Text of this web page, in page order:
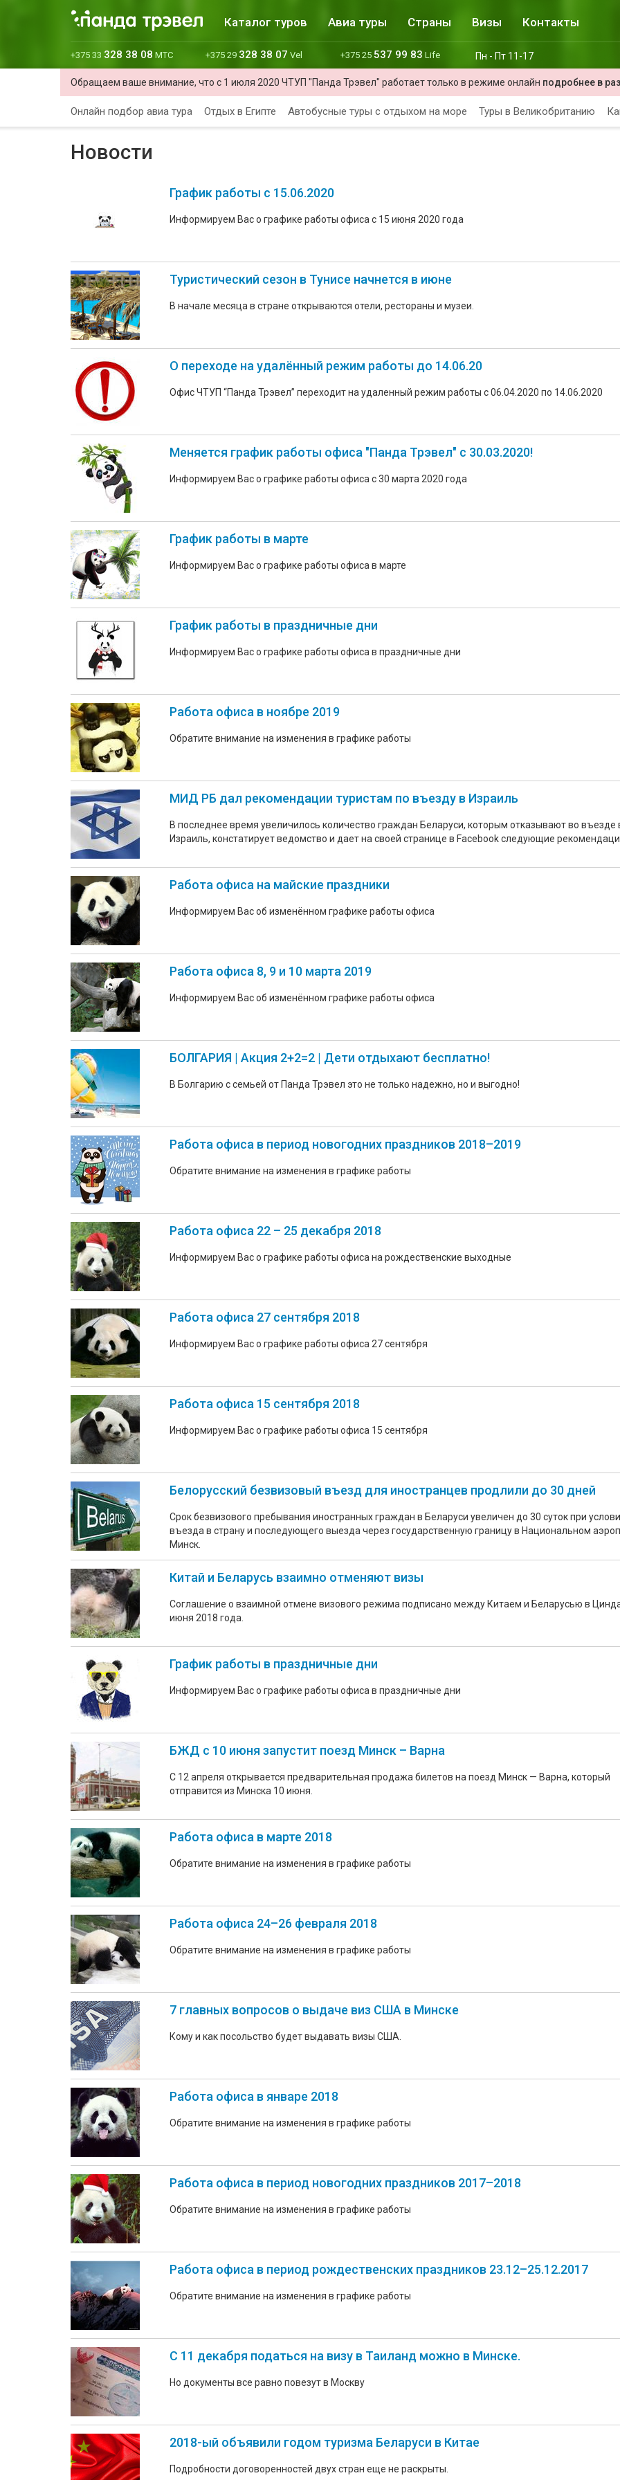
Каталог туров Авиа туры Страны Визы Контакты
+375 33 328 38 08 МТС +375 29 328 38 07 Vel +375 25 537 99 83 Life Пн - Пт 11-17
Обращаем ваше внимание, что с 1 июля 2020 ЧТУП "Панда Трэвел" работает только в режиме онлайн подробнее в
Онлайн подбор авиа тура Отдых в Египте Автобусные туры с отдыхом на море Туры в Великобританию
Новости
График работы с 15.06.2020
Информируем Вас о графике работы офиса с 15 июня 2020 года
Туристический сезон в Тунисе начнется в июне
В начале месяца в стране открываются отели, рестораны и музеи.
О переходе на удалённый режим работы до 14.06.20
Офис ЧТУП “Панда Трэвел” переходит на удаленный режим работы с 06.04.2020 по 14.06.2020
Меняется график работы офиса "Панда Трэвел" с 30.03.2020!
Информируем Вас о графике работы офиса с 30 марта 2020 года
График работы в марте
Информируем Вас о графике работы офиса в марте
График работы в праздничные дни
Информируем Вас о графике работы офиса в праздничные дни
Работа офиса в ноябре 2019
Обратите внимание на изменения в графике работы
МИД РБ дал рекомендации туристам по въезду в Израиль
В последнее время увеличилось количество граждан Беларуси, которым отказывают во въезде
Израиль, констатирует ведомство и дает на своей странице в Facebook следующие
Работа офиса на майские праздники
Информируем Вас об изменённом графике работы офиса
Работа офиса 8, 9 и 10 марта 2019
Информируем Вас об изменённом графике работы офиса
БОЛГАРИЯ | Акция 2+2=2 | Дети отдыхают бесплатно!
В Болгарию с семьей от Панда Трэвел это не только надежно, но и выгодно!
Работа офиса в период новогодних праздников 2018–2019
Обратите внимание на изменения в графике работы
Работа офиса 22 – 25 декабря 2018
Информируем Вас о графике работы офиса на рождественские выходные
Работа офиса 27 сентября 2018
Информируем Вас о графике работы офиса 27 сентября
Работа офиса 15 сентября 2018
Информируем Вас о графике работы офиса 15 сентября
Белорусский безвизовый въезд для иностранцев продлили до 30 дней
Срок безвизового пребывания иностранных граждан в Беларуси увеличен до 30 суток при
въезда в страну и последующего выезда через государственную границу в Национальном
Минск.
Китай и Беларусь взаимно отменяют визы
Соглашение о взаимной отмене визового режима подписано между Китаем и Беларусью в
июня 2018 года.
График работы в праздничные дни
Информируем Вас о графике работы офиса в праздничные дни
БЖД с 10 июня запустит поезд Минск – Варна
С 12 апреля открывается предварительная продажа билетов на поезд Минск — Варна, который
отправится из Минска 10 июня.
Работа офиса в марте 2018
Обратите внимание на изменения в графике работы
Работа офиса 24–26 февраля 2018
Обратите внимание на изменения в графике работы
7 главных вопросов о выдаче виз США в Минске
Кому и как посольство будет выдавать визы США.
Работа офиса в январе 2018
Обратите внимание на изменения в графике работы
Работа офиса в период новогодних праздников 2017–2018
Обратите внимание на изменения в графике работы
Работа офиса в период рождественских праздников 23.12–25.12.2017
Обратите внимание на изменения в графике работы
С 11 декабря податься на визу в Таиланд можно в Минске.
Но документы все равно повезут в Москву
2018-ый объявили годом туризма Беларуси в Китае
Подробности договоренностей двух стран еще не раскрыты.